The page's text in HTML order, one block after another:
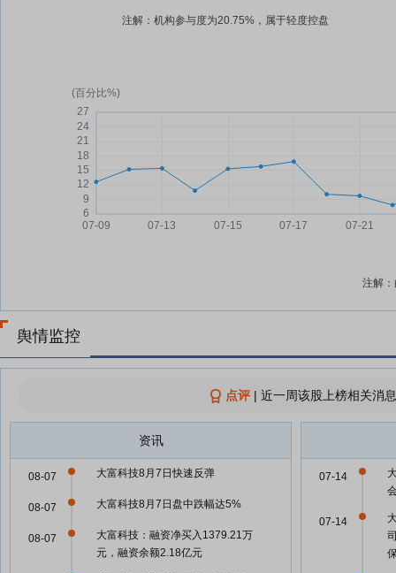
注解：机构参与度为20.75%，属于轻度控盘
注解
舆情监控
点评| 近一周该股上榜相关消
资讯
大富科技8月7日快速反弹
08-07
大富科技8月7日盘中跌幅达5%
08-07
大富科技：融资净买入1379.21万
元，融资余额2.18亿元
08-07
07-14
07-14